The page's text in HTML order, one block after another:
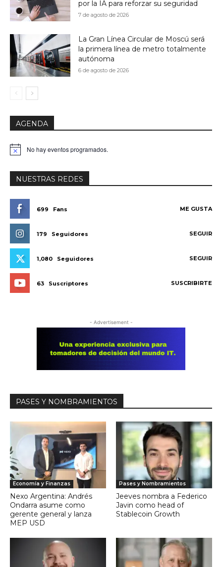
por la IA para reforzar su seguridad
7 de agosto de 2026
La Gran Línea Circular de Moscú será
la primera línea de metro totalmente
autónoma
6 de agosto de 2026
AGENDA
Aviso No hay eventos programados.
NUESTRAS REDES
699 Fans ME GUSTA
179 Seguidores SEGUIR
1,080 Seguidores SEGUIR
63 Suscriptores SUSCRIBIRTE
- Advertisement -
PASES Y NOMBRAMIENTOS
Economía y Finanzas
Nexo Argentina: Andrés
Ondarra asume como
gerente general y lanza
MEP USD
Pases y Nombramientos
Jeeves nombra a Federico
Javin como head of
Stablecoin Growth